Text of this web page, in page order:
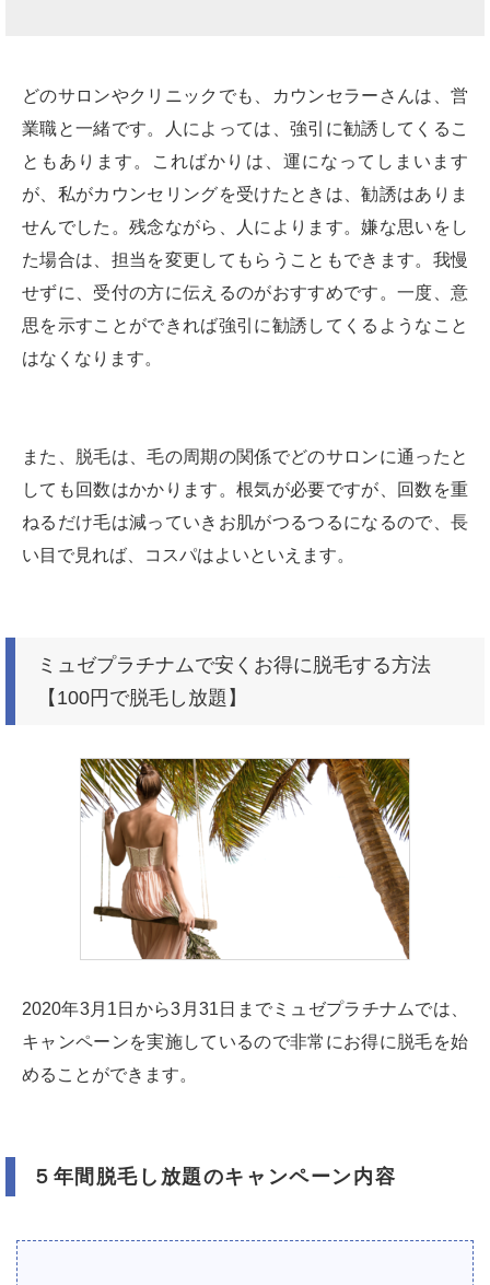
どのサロンやクリニックでも、カウンセラーさんは、営
業職と一緒です。人によっては、強引に勧誘してくるこ
ともあります。こればかりは、運になってしまいます
が、私がカウンセリングを受けたときは、勧誘はありま
せんでした。残念ながら、人によります。嫌な思いをし
た場合は、担当を変更してもらうこともできます。我慢
せずに、受付の方に伝えるのがおすすめです。一度、意
思を示すことができれば強引に勧誘してくるようなこと
はなくなります。
また、脱毛は、毛の周期の関係でどのサロンに通ったと
しても回数はかかります。根気が必要ですが、回数を重
ねるだけ毛は減っていきお肌がつるつるになるので、長
い目で見れば、コスパはよいといえます。
ミュゼプラチナムで安くお得に脱毛する方法
【100円で脱毛し放題】
2020年3月1日から3月31日までミュゼプラチナムでは、
キャンペーンを実施しているので非常にお得に脱毛を始
めることができます。
５年間脱毛し放題のキャンペーン内容